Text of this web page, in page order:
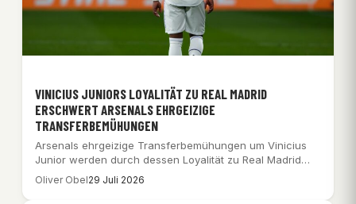
VINICIUS JUNIORS LOYALITÄT ZU REAL MADRID
ERSCHWERT ARSENALS EHRGEIZIGE
TRANSFERBEMÜHUNGEN
Arsenals ehrgeizige Transferbemühungen um Vinicius
Junior werden durch dessen Loyalität zu Real Madrid
und einen…
Oliver Obel29 Juli 2026